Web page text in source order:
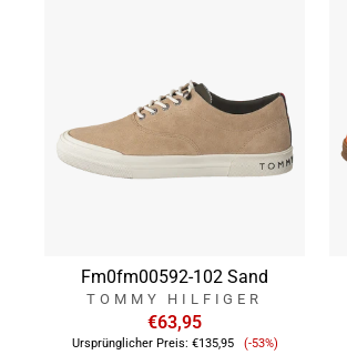
Fm0fm00592-102 Sand
TOMMY HILFIGER
€63,95
Ursprünglicher Preis: €135,95 Verkaufspreis
(-53%)